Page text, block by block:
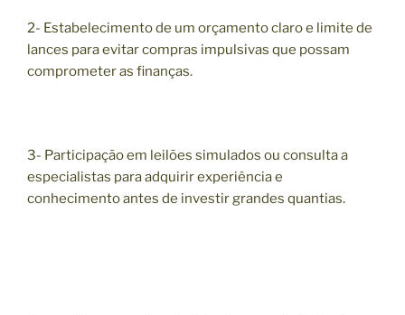
2- Estabelecimento de um orçamento claro e limite de
lances para evitar compras impulsivas que possam
comprometer as finanças.
3- Participação em leilões simulados ou consulta a
especialistas para adquirir experiência e
conhecimento antes de investir grandes quantias.